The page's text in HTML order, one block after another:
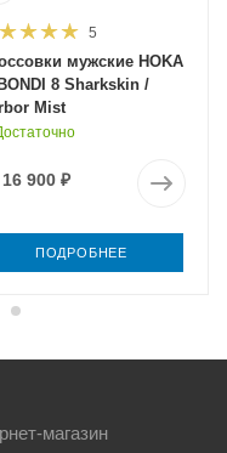
5
мужские HOKA
8 Sharkskin /
Mist
16 900 ₽
ПОДРОБНЕЕ
магазин